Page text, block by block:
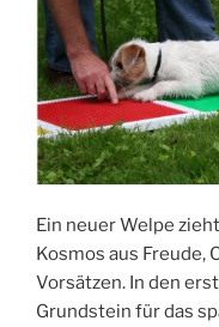
Ein neuer Welpe
Kosmos aus Freude,
Vorsätzen. In den
Grundstein für das